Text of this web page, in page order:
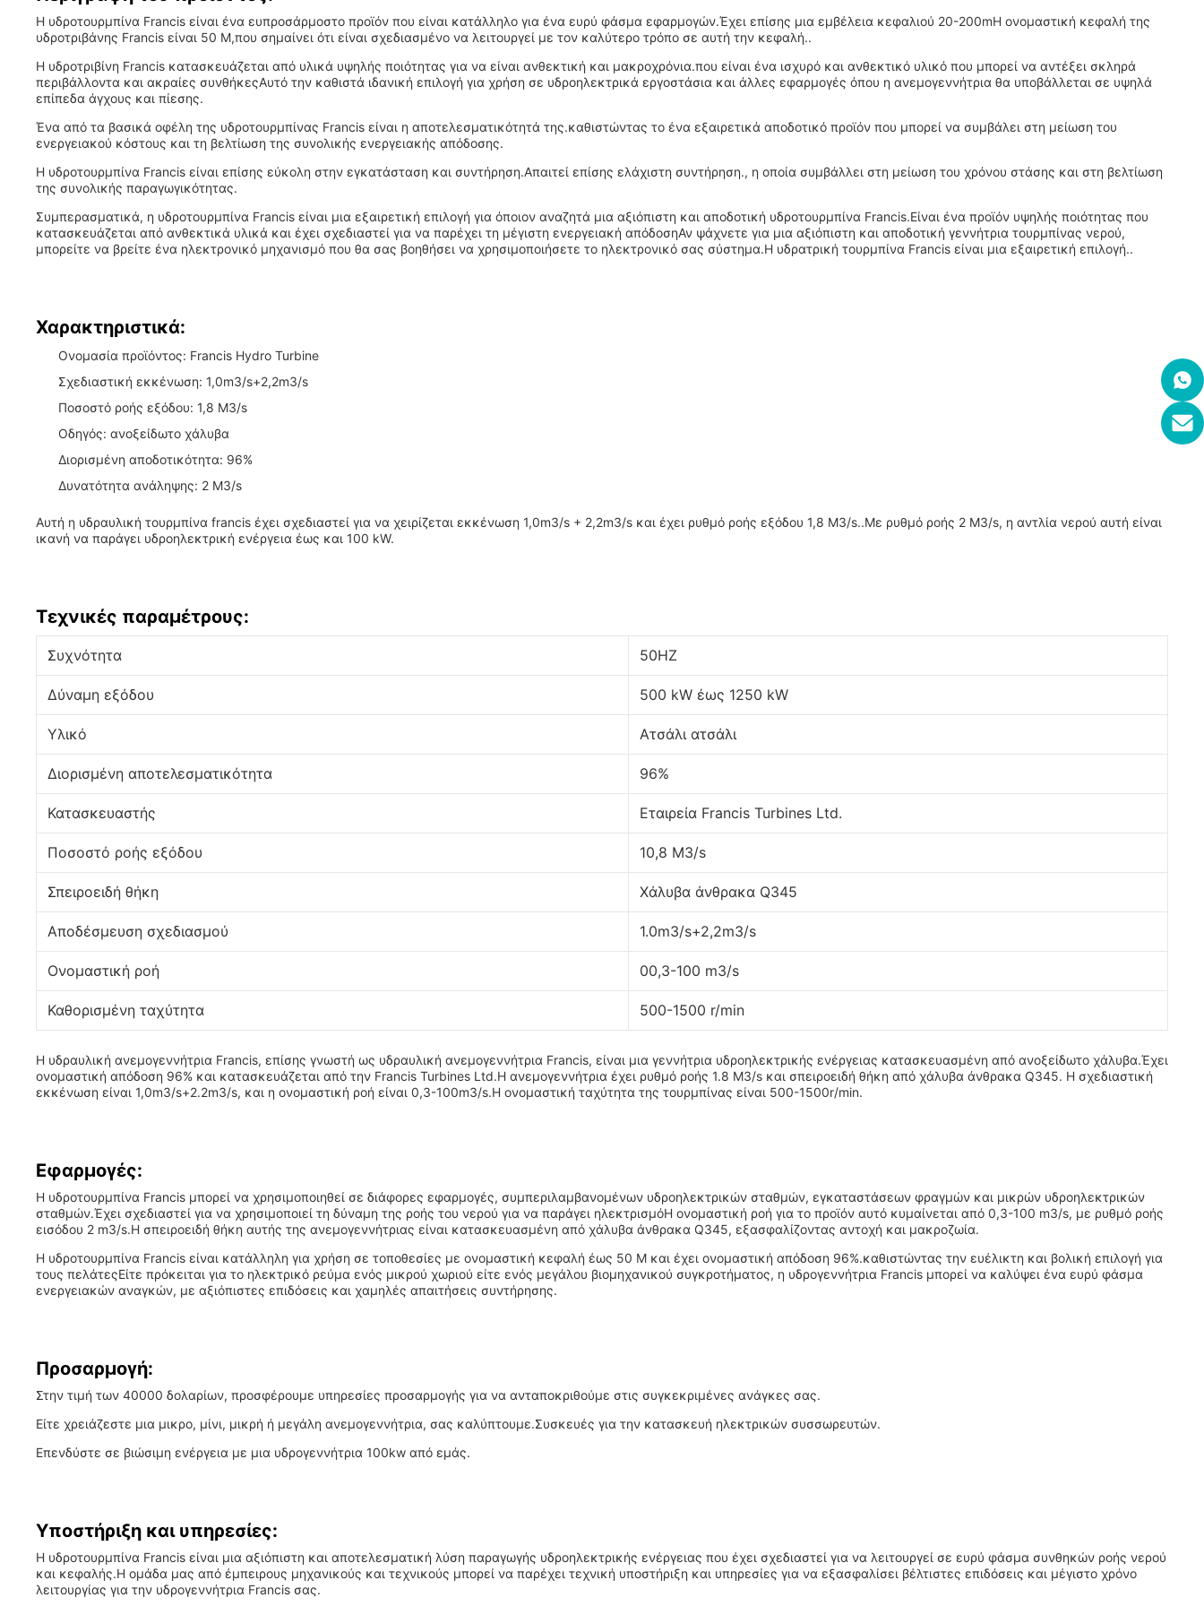
Η υδροτουρμπίνα Francis είναι ένα ευπροσάρμοστο προϊόν που είναι κατάλληλο για ένα ευρύ φάσμα εφαρμογών.Έχει επίσης μια εμβέλεια κεφαλιού 20-200mΗ ονομαστική κεφαλή της
υδροτριβάνης Francis είναι 50 M,που σημαίνει ότι είναι σχεδιασμένο να λειτουργεί με τον καλύτερο τρόπο σε αυτή την κεφαλή..
Η υδροτριβίνη Francis κατασκευάζεται από υλικά υψηλής ποιότητας για να είναι ανθεκτική και μακροχρόνια.που είναι ένα ισχυρό και ανθεκτικό υλικό που μπορεί να αντέξει σκληρά
περιβάλλοντα και ακραίες συνθήκεςΑυτό την καθιστά ιδανική επιλογή για χρήση σε υδροηλεκτρικά εργοστάσια και άλλες εφαρμογές όπου η ανεμογεννήτρια θα υποβάλλεται σε υψηλά
επίπεδα άγχους και πίεσης.
Ένα από τα βασικά οφέλη της υδροτουρμπίνας Francis είναι η αποτελεσματικότητά της.καθιστώντας το ένα εξαιρετικά αποδοτικό προϊόν που μπορεί να συμβάλει στη μείωση του
ενεργειακού κόστους και τη βελτίωση της συνολικής ενεργειακής απόδοσης.
Η υδροτουρμπίνα Francis είναι επίσης εύκολη στην εγκατάσταση και συντήρηση.Απαιτεί επίσης ελάχιστη συντήρηση., η οποία συμβάλλει στη μείωση του χρόνου στάσης και στη βελτίωση
της συνολικής παραγωγικότητας.
Συμπερασματικά, η υδροτουρμπίνα Francis είναι μια εξαιρετική επιλογή για όποιον αναζητά μια αξιόπιστη και αποδοτική υδροτουρμπίνα Francis.Είναι ένα προϊόν υψηλής ποιότητας που
κατασκευάζεται από ανθεκτικά υλικά και έχει σχεδιαστεί για να παρέχει τη μέγιστη ενεργειακή απόδοσηΑν ψάχνετε για μια αξιόπιστη και αποδοτική γεννήτρια τουρμπίνας νερού,
μπορείτε να βρείτε ένα ηλεκτρονικό μηχανισμό που θα σας βοηθήσει να χρησιμοποιήσετε το ηλεκτρονικό σας σύστημα.Η υδρατρική τουρμπίνα Francis είναι μια εξαιρετική επιλογή..
Χαρακτηριστικά:
Ονομασία προϊόντος: Francis Hydro Turbine
Σχεδιαστική εκκένωση: 1,0m3/s+2,2m3/s
Ποσοστό ροής εξόδου: 1,8 M3/s
Οδηγός: ανοξείδωτο χάλυβα
Διορισμένη αποδοτικότητα: 96%
Δυνατότητα ανάληψης: 2 M3/s
Αυτή η υδραυλική τουρμπίνα francis έχει σχεδιαστεί για να χειρίζεται εκκένωση 1,0m3/s + 2,2m3/s και έχει ρυθμό ροής εξόδου 1,8 M3/s..Με ρυθμό ροής 2 M3/s, η αντλία νερού αυτή είναι
ικανή να παράγει υδροηλεκτρική ενέργεια έως και 100 kW.
Τεχνικές παραμέτρους:
Συχνότητα 50HZ
Δύναμη εξόδου 500 kW έως 1250 kW
Υλικό Ατσάλι ατσάλι
Διορισμένη αποτελεσματικότητα 96%
Κατασκευαστής Εταιρεία Francis Turbines Ltd.
Ποσοστό ροής εξόδου 10,8 M3/s
Σπειροειδή θήκη Χάλυβα άνθρακα Q345
Αποδέσμευση σχεδιασμού 1.0m3/s+2,2m3/s
Ονομαστική ροή 00,3-100 m3/s
Καθορισμένη ταχύτητα 500-1500 r/min
Η υδραυλική ανεμογεννήτρια Francis, επίσης γνωστή ως υδραυλική ανεμογεννήτρια Francis, είναι μια γεννήτρια υδροηλεκτρικής ενέργειας κατασκευασμένη από ανοξείδωτο χάλυβα.Έχει
ονομαστική απόδοση 96% και κατασκευάζεται από την Francis Turbines Ltd.Η ανεμογεννήτρια έχει ρυθμό ροής 1.8 M3/s και σπειροειδή θήκη από χάλυβα άνθρακα Q345. Η σχεδιαστική
εκκένωση είναι 1,0m3/s+2.2m3/s, και η ονομαστική ροή είναι 0,3-100m3/s.Η ονομαστική ταχύτητα της τουρμπίνας είναι 500-1500r/min.
Εφαρμογές:
Η υδροτουρμπίνα Francis μπορεί να χρησιμοποιηθεί σε διάφορες εφαρμογές, συμπεριλαμβανομένων υδροηλεκτρικών σταθμών, εγκαταστάσεων φραγμών και μικρών υδροηλεκτρικών
σταθμών.Έχει σχεδιαστεί για να χρησιμοποιεί τη δύναμη της ροής του νερού για να παράγει ηλεκτρισμόΗ ονομαστική ροή για το προϊόν αυτό κυμαίνεται από 0,3-100 m3/s, με ρυθμό ροής
εισόδου 2 m3/s.Η σπειροειδή θήκη αυτής της ανεμογεννήτριας είναι κατασκευασμένη από χάλυβα άνθρακα Q345, εξασφαλίζοντας αντοχή και μακροζωία.
Η υδροτουρμπίνα Francis είναι κατάλληλη για χρήση σε τοποθεσίες με ονομαστική κεφαλή έως 50 M και έχει ονομαστική απόδοση 96%.καθιστώντας την ευέλικτη και βολική επιλογή για
τους πελάτεςΕίτε πρόκειται για το ηλεκτρικό ρεύμα ενός μικρού χωριού είτε ενός μεγάλου βιομηχανικού συγκροτήματος, η υδρογεννήτρια Francis μπορεί να καλύψει ένα ευρύ φάσμα
ενεργειακών αναγκών, με αξιόπιστες επιδόσεις και χαμηλές απαιτήσεις συντήρησης.
Προσαρμογή:
Στην τιμή των 40000 δολαρίων, προσφέρουμε υπηρεσίες προσαρμογής για να ανταποκριθούμε στις συγκεκριμένες ανάγκες σας.
Είτε χρειάζεστε μια μικρο, μίνι, μικρή ή μεγάλη ανεμογεννήτρια, σας καλύπτουμε.Συσκευές για την κατασκευή ηλεκτρικών συσσωρευτών.
Επενδύστε σε βιώσιμη ενέργεια με μια υδρογεννήτρια 100kw από εμάς.
Υποστήριξη και υπηρεσίες:
Η υδροτουρμπίνα Francis είναι μια αξιόπιστη και αποτελεσματική λύση παραγωγής υδροηλεκτρικής ενέργειας που έχει σχεδιαστεί για να λειτουργεί σε ευρύ φάσμα συνθηκών ροής νερού
και κεφαλής.Η ομάδα μας από έμπειρους μηχανικούς και τεχνικούς μπορεί να παρέχει τεχνική υποστήριξη και υπηρεσίες για να εξασφαλίσει βέλτιστες επιδόσεις και μέγιστο χρόνο
λειτουργίας για την υδρογεννήτρια Francis σας.